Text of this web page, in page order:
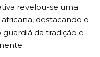
revelou-se uma
destacando o
da tradição e